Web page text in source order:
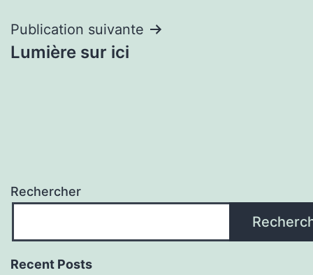
Publication suivante
Lumière sur ici
Rechercher
Recent Posts